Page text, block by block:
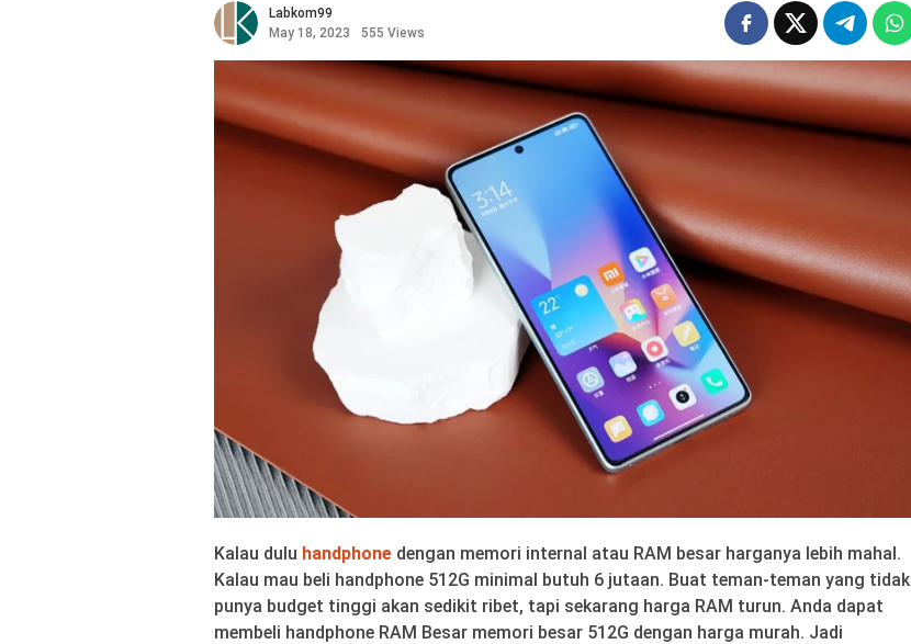
Labkom99
May 18, 2023
555 Views
Kalau dulu handphone dengan memori internal atau RAM besar harganya lebih mahal.
Kalau mau beli handphone 512G minimal butuh 6 jutaan. Buat teman-teman yang tidak
punya budget tinggi akan sedikit ribet, tapi sekarang harga RAM turun. Anda dapat
membeli handphone RAM Besar memori besar 512G dengan harga murah. Jadi